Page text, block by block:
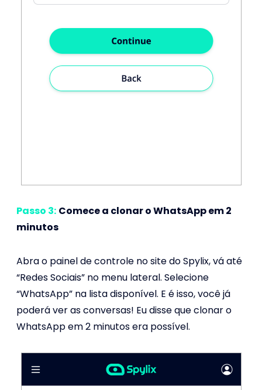
Passo 3: Comece a clonar o WhatsApp em 2
minutos
Abra o painel de controle no site do Spylix, vá até
“Redes Sociais” no menu lateral. Selecione
“WhatsApp” na lista disponível. E é isso, você já
poderá ver as conversas! Eu disse que clonar o
WhatsApp em 2 minutos era possível.